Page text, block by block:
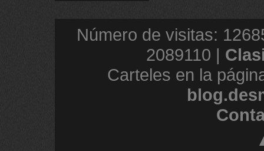
Número de visitas:
2089110 |
Carteles en la